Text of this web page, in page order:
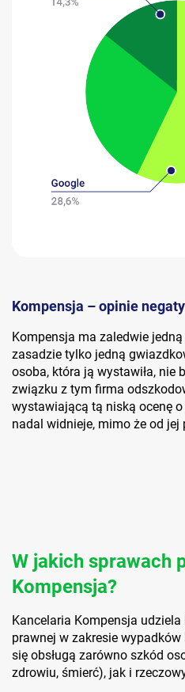
Kompensja – opinie
Kompensja ma zaledwie
zasadzie tylko jedną
osoba, która ją wystawiła, nie
związku z tym firma
wystawiającą tą niską ocenę
nadal widnieje, mimo że od jej
W jakich sprawach
Kompensja?
Kancelaria Kompensja
prawnej w zakresie
się obsługą zarówno szkód
zdrowiu, śmierć), jak i